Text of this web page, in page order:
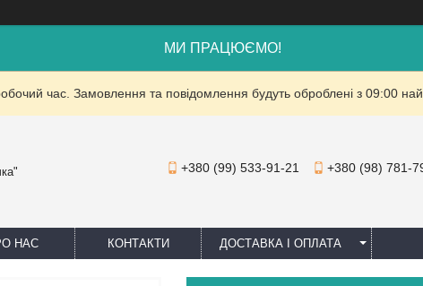
МИ ПРАЦЮЄМО!
час. Замовлення та повідомлення будуть оброблені з 09:00
+380 (99) 533-91-21 +380 (98) 781-
НАС КОНТАКТИ ДОСТАВКА І ОПЛАТА